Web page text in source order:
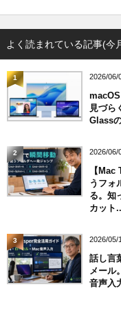
よく読まれている記事(今
1 2026/06/
見づら
Glass
2 2026/06/
【
うフォ
る。知
カット
3 2026/05/
話し言
メール
音声入